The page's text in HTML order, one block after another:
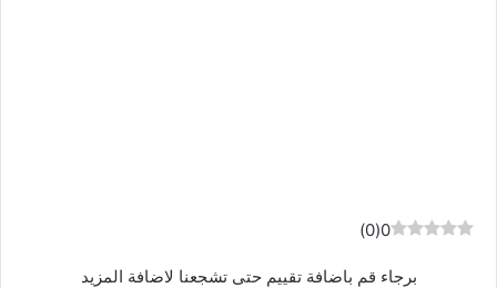
0
(
0
)
برجاء قم باضافة تقييم حتى تشجعنا لاضافة المزيد